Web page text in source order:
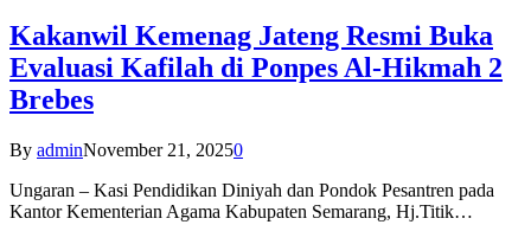
Kakanwil Kemenag Jateng Resmi Buka
Evaluasi Kafilah di Ponpes Al-Hikmah 2
Brebes
By adminNovember 21, 20250
Ungaran – Kasi Pendidikan Diniyah dan Pondok Pesantren pada
Kantor Kementerian Agama Kabupaten Semarang, Hj.Titik…